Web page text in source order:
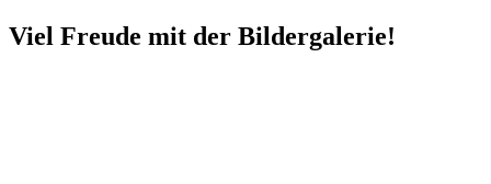
Viel Freude mit der Bildergalerie!